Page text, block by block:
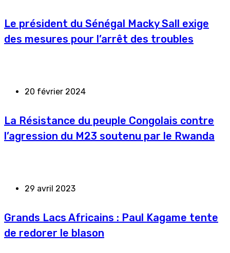
Le président du Sénégal Macky Sall exige
des mesures pour l’arrêt des troubles
20 février 2024
La Résistance du peuple Congolais contre
l’agression du M23 soutenu par le Rwanda
29 avril 2023
Grands Lacs Africains : Paul Kagame tente
de redorer le blason